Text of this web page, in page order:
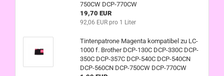
750CW DCP-770CW
19,70 EUR
92,06 EUR pro 1 Liter
Tintenpatrone Magenta kompatibel zu LC-
1000 f. Brother DCP-130C DCP-330C DCP-
350C DCP-357C DCP-540C DCP-540CN
DCP-560CN DCP-750CW DCP-770CW